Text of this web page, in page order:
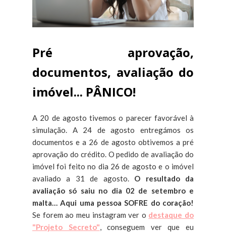
Pré aprovação,
documentos, avaliação do
imóvel... PÂNICO!
A 20 de agosto tivemos o parecer favorável à
simulação. A 24 de agosto entregámos os
documentos e a 26 de agosto obtivemos a pré
aprovação do crédito. O pedido de avaliação do
imóvel foi feito no dia 26 de agosto e o imóvel
avaliado a 31 de agosto. O resultado da
avaliação só saiu no dia 02 de setembro e
malta… Aqui uma pessoa SOFRE do coração!
Se forem ao meu instagram ver o destaque do
"Projeto Secreto", conseguem ver que eu